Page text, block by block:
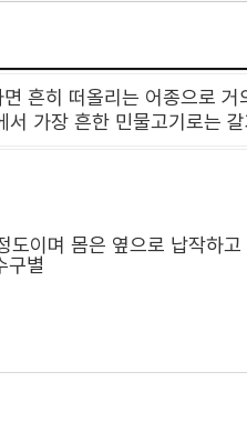
흔히 떠올리는 어종으로
가장 흔한 민물고기로는
이며 몸은 옆으로 납작하
구별